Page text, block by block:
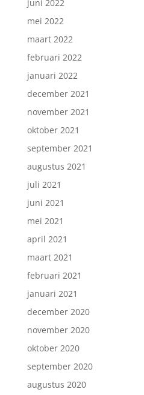
juni 2022
mei 2022
maart 2022
februari 2022
januari 2022
december 2021
november 2021
oktober 2021
september 2021
augustus 2021
juli 2021
juni 2021
mei 2021
april 2021
maart 2021
februari 2021
januari 2021
december 2020
november 2020
oktober 2020
september 2020
augustus 2020